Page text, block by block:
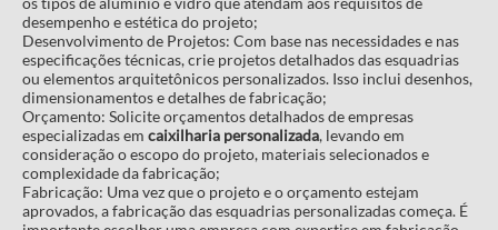
desempenho e estética do projeto;
Desenvolvimento de Projetos: Com base nas necessidades e nas
especificações técnicas, crie projetos detalhados das esquadrias
ou elementos arquitetônicos personalizados. Isso inclui desenhos,
dimensionamentos e detalhes de fabricação;
Orçamento: Solicite orçamentos detalhados de empresas
especializadas em caixilharia personalizada, levando em
consideração o escopo do projeto, materiais selecionados e
complexidade da fabricação;
Fabricação: Uma vez que o projeto e o orçamento estejam
aprovados, a fabricação das esquadrias personalizadas começa. É